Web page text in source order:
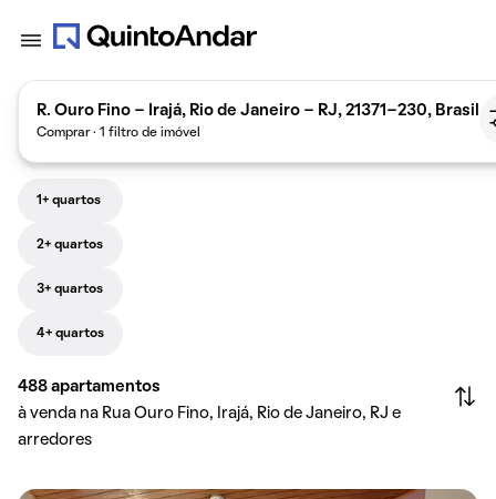
R. Ouro Fino - Irajá, Rio de Janeiro - RJ, 21371-230, Brasil
Comprar · 1 filtro de imóvel
1+ quartos
2+ quartos
3+ quartos
4+ quartos
488 apartamentos
à venda na Rua Ouro Fino, Irajá, Rio de Janeiro, RJ e
arredores